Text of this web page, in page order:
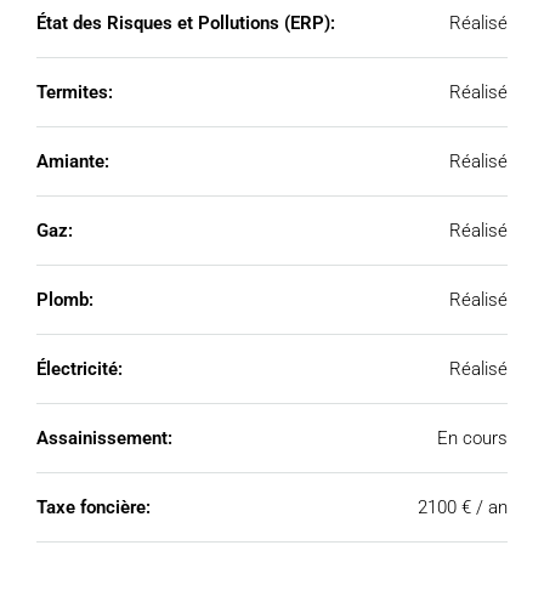
État des Risques et Pollutions (ERP): Réalisé
Termites: Réalisé
Amiante: Réalisé
Gaz: Réalisé
Plomb: Réalisé
Électricité: Réalisé
Assainissement: En cours
Taxe foncière: 2100 € / an